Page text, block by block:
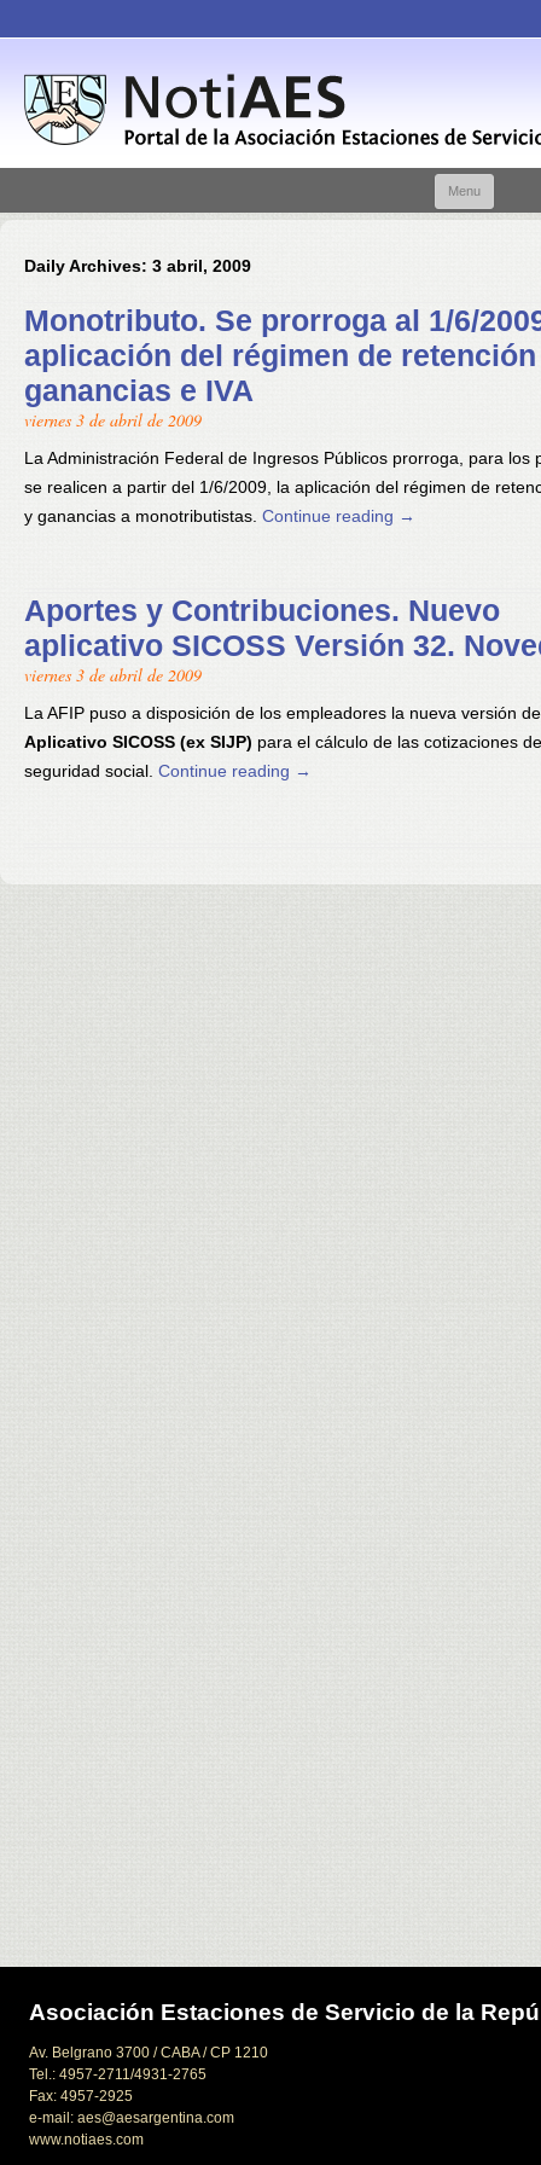
Menu
Daily Archives: 3 abril, 2009
Monotributo. Se prorroga al 1/6/
aplicación del régimen de
ganancias e IVA
viernes 3 de abril de 2009
La Administración Federal de Ingresos Públicos prorroga, para los
se realicen a partir del 1/6/2009, la aplicación del régimen de
y ganancias a monotributistas. Continue reading →
Aportes y Contribuciones. Nuevo
aplicativo SICOSS Versión 32.
viernes 3 de abril de 2009
La AFIP puso a disposición de los empleadores la nueva versión
Aplicativo SICOSS (ex SIJP) para el cálculo de las cotizaciones
seguridad social. Continue reading →
Asociación Estaciones de Servicio de la
Av. Belgrano 3700 / CABA / CP 1210
Tel.: 4957-2711/4931-2765
Fax: 4957-2925
e-mail: aes@aesargentina.com
www.notiaes.com